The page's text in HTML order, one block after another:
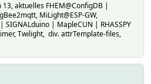
aktuelles FHEM@ConfigDB |
MiLight@ESP-GW,
SIGNALduino | MapleCUN | RHASSPY
Twilight, div. attrTemplate-files,